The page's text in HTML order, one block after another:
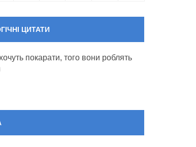
ЦИТАТИ
покарати, того вони роблять